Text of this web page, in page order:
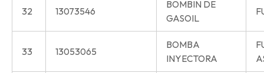
32 13073546
BOMBIN DE
GASOIL
33 13053065
BOMBA
INYECTORA